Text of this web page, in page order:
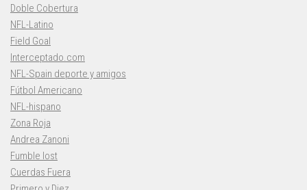
Doble Cobertura
NFL-Latino
Field Goal
Interceptado.com
NFL-Spain deporte y amigos
Fútbol Americano
NFL-hispano
Zona Roja
Andrea Zanoni
Fumble lost
Cuerdas Fuera